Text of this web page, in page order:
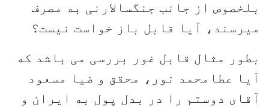
بلخصوص از جانب جنگسالارنی به مصرف
میرسند، آیا قابل باز خواست نیست؟
بطور مثال قابل غور بررسی می باشد که
آیا عطامحمد نور، محقق و ضیا مسعود
آقای دوستم را در بدل پول به ایران و